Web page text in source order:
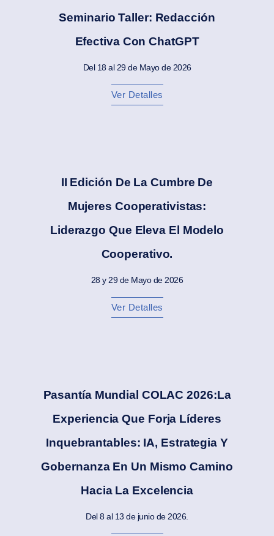
Seminario Taller: Redacción
Efectiva Con ChatGPT
Del 18 al 29 de Mayo de 2026
Ver Detalles
II Edición De La Cumbre De
Mujeres Cooperativistas:
Liderazgo Que Eleva El Modelo
Cooperativo.
28 y 29 de Mayo de 2026
Ver Detalles
Pasantía Mundial COLAC 2026:La
Experiencia Que Forja Líderes
Inquebrantables: IA, Estrategia Y
Gobernanza En Un Mismo Camino
Hacia La Excelencia
Del 8 al 13 de junio de 2026.